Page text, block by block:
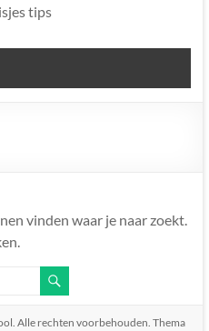
tips
vinden waar je naar zoekt.
. Alle rechten voorbehouden. Thema